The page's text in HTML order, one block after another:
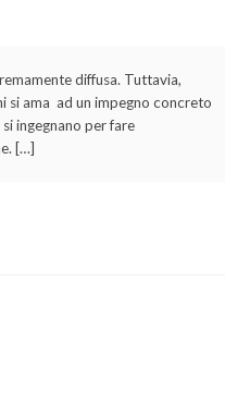
diffusa. Tuttavia,
si ama ad un impegno concreto
ingegnano per fare
[…]